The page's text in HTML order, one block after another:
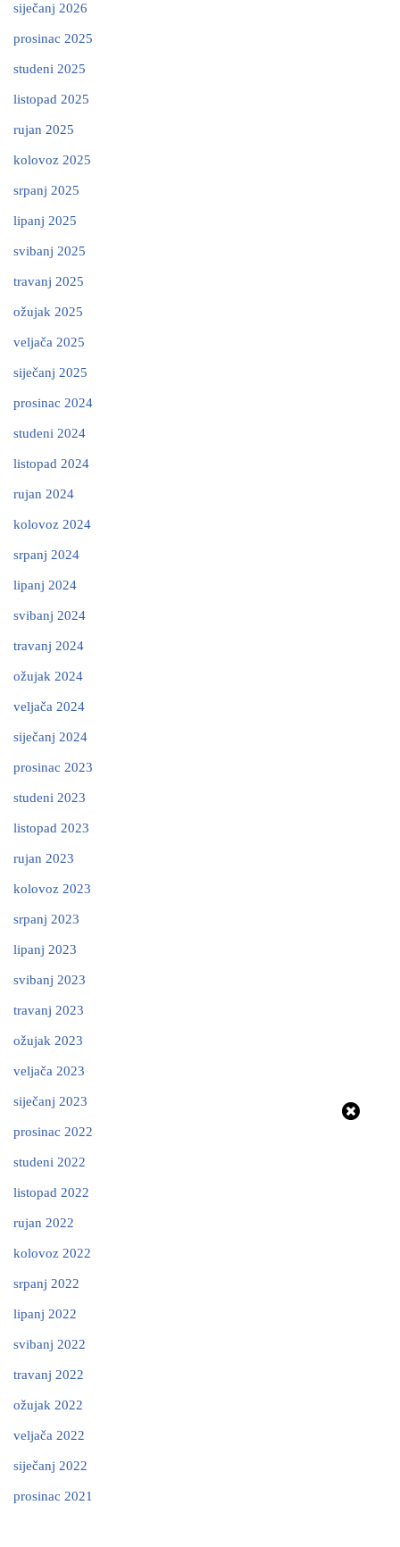
siječanj 2026
prosinac 2025
studeni 2025
listopad 2025
rujan 2025
kolovoz 2025
srpanj 2025
lipanj 2025
svibanj 2025
travanj 2025
ožujak 2025
veljača 2025
siječanj 2025
prosinac 2024
studeni 2024
listopad 2024
rujan 2024
kolovoz 2024
srpanj 2024
lipanj 2024
svibanj 2024
travanj 2024
ožujak 2024
veljača 2024
siječanj 2024
prosinac 2023
studeni 2023
listopad 2023
rujan 2023
kolovoz 2023
srpanj 2023
lipanj 2023
svibanj 2023
travanj 2023
ožujak 2023
veljača 2023
siječanj 2023
prosinac 2022
studeni 2022
listopad 2022
rujan 2022
kolovoz 2022
srpanj 2022
lipanj 2022
svibanj 2022
travanj 2022
ožujak 2022
veljača 2022
siječanj 2022
prosinac 2021